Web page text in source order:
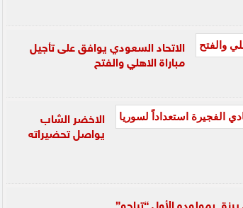
الاتحاد السعودي يوافق على تأجيل
مباراة الاهلي والفتح
الاخضر الشاب
يواصل تحضيراته